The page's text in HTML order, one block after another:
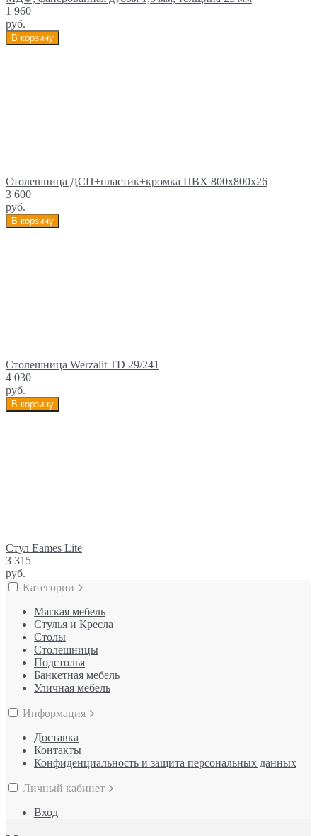
1 960
руб.
В корзину
Столешница ДСП+пластик+кромка ПВХ 800х800х26
3 600
руб.
В корзину
Столешница Werzalit TD 29/241
4 030
руб.
В корзину
Cтул Eames Lite
3 315
руб.
Категории
Мягкая мебель
Стулья и Кресла
Столы
Столешницы
Подстолья
Банкетная мебель
Уличная мебель
Информация
Доставка
Контакты
Конфиденциальность и защита персональных данных
Личный кабинет
Вход